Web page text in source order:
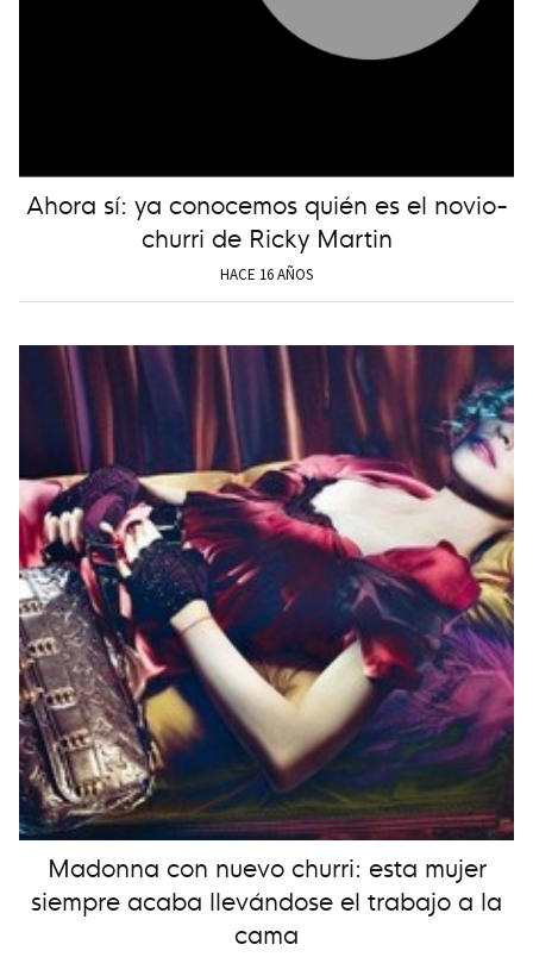
Ahora sí: ya conocemos quién es el novio-
churri de Ricky Martin
HACE 16 AÑOS
Madonna con nuevo churri: esta mujer
siempre acaba llevándose el trabajo a la
cama